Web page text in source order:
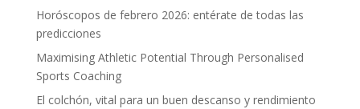
Horóscopos de febrero 2026: entérate de todas las
predicciones
Maximising Athletic Potential Through Personalised
Sports Coaching
El colchón, vital para un buen descanso y rendimiento